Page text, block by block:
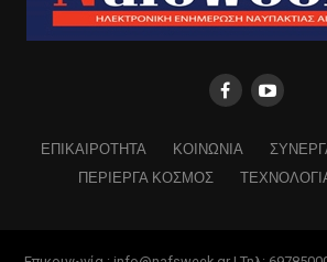
ΕΠΙΚΑΙΡΟΤΗΤΑ ΚΟΙΝΩΝΙΑ
ΠΕΡΙΕΡΓΑ ΚΟΣΜΟΣ